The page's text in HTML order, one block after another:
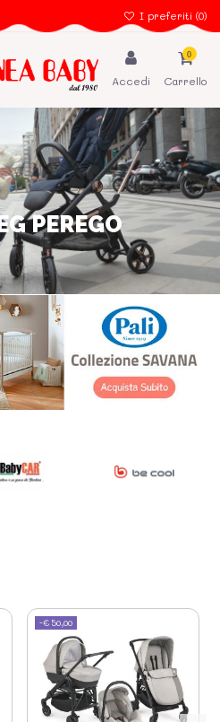
I preferiti (0)
Accedi
0
Carrello
PEREGO
-€ 50,00